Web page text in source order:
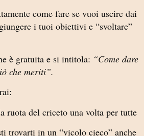
come fare se vuoi uscire dai
i tuoi obiettivi e “svoltare”
è gratuita e si intitola: “Come dare
che meriti”.
ruota del criceto una volta per tutte
trovarti in un “vicolo cieco” anche